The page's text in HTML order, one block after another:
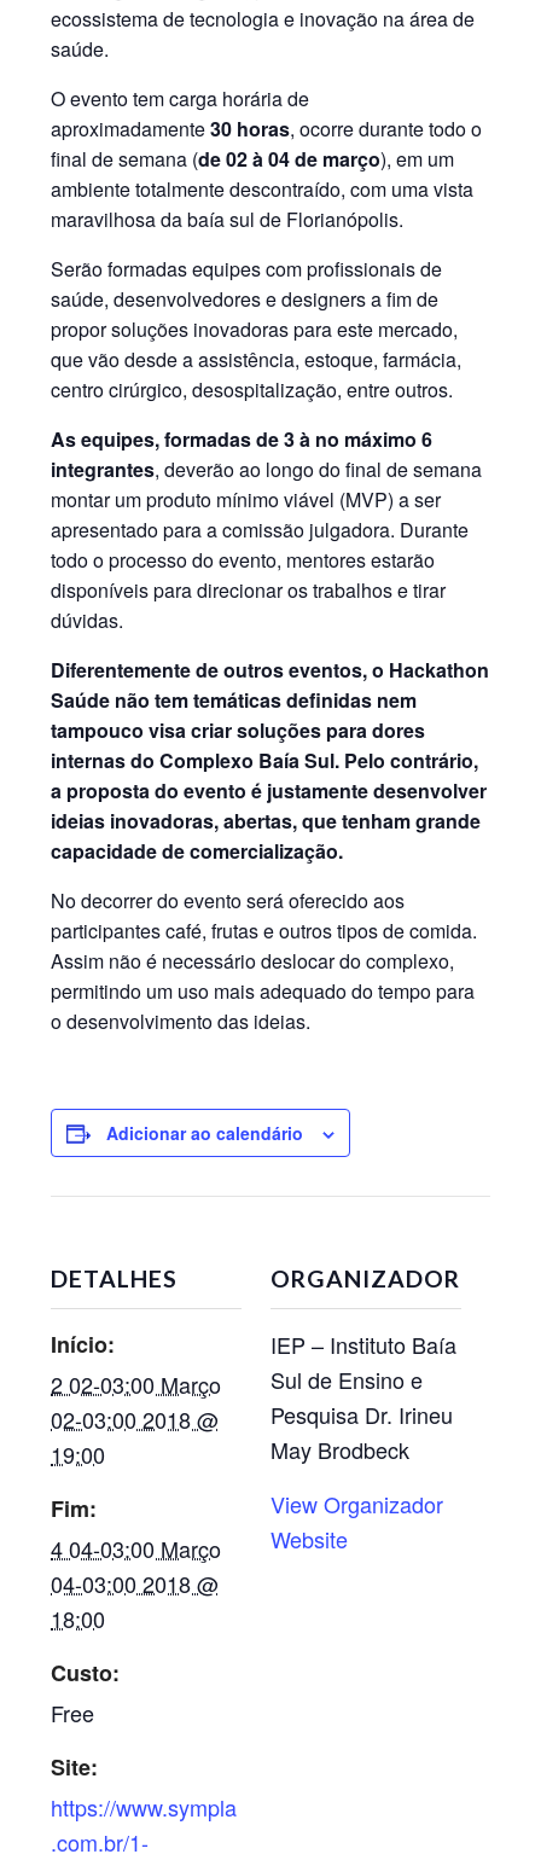
ecossistema de tecnologia e inovação na área de
saúde.
O evento tem carga horária de
aproximadamente30 horas, ocorre durante todo o
final de semana (de 02 à 04 de março), em um
ambiente totalmente descontraído, com uma vista
maravilhosa da baía sul de Florianópolis.
Serão formadas equipes com profissionais de
saúde, desenvolvedores e designers a fim de
propor soluções inovadoras para este mercado,
que vão desde a assistência, estoque, farmácia,
centro cirúrgico, desospitalização, entre outros.
As equipes, formadas de 3 à no máximo 6
integrantes, deverão ao longo do final de semana
montar um produto mínimo viável (MVP) a ser
apresentado para a comissão julgadora. Durante
todo o processo do evento, mentores estarão
disponíveis para direcionar os trabalhos e tirar
dúvidas.
Diferentemente de outros eventos, o Hackathon
Saúde não tem temáticas definidas nem
tampouco visa criar soluções para dores
internas do Complexo Baía Sul. Pelo contrário,
a proposta do evento é justamente desenvolver
ideias inovadoras, abertas, que tenham grande
capacidade de comercialização.
No decorrer do evento será oferecido aos
participantes café, frutas e outros tipos de comida.
Assim não é necessário deslocar do complexo,
permitindo um uso mais adequado do tempo para
o desenvolvimento das ideias.
Adicionar ao calendário
DETALHES
Início:
2 02-03:00 Março
02-03:00 2018 @
19:00
Fim:
4 04-03:00 Março
04-03:00 2018 @
18:00
Custo:
Free
Site:
https://www.sympla
.com.br/1-
ORGANIZADOR
IEP – Instituto Baía
Sul de Ensino e
Pesquisa Dr. Irineu
May Brodbeck
View Organizador
Website